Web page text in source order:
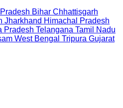
Bihar Chhattisgarh
Jharkhand Himachal Pradesh
Pradesh Telangana Tamil Nadu
West Bengal Tripura Gujarat